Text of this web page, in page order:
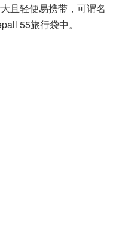
且轻便易携带，可谓名
55旅行袋中。